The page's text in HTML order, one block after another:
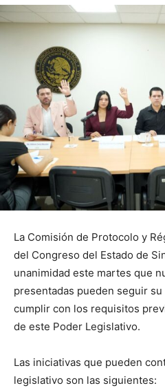
La Comisión de Protocolo y
del Congreso del Estado de
unanimidad este martes que
presentadas pueden seguir
cumplir con los requisitos
de este Poder Legislativo.
Las iniciativas que pueden
legislativo son las siguientes: